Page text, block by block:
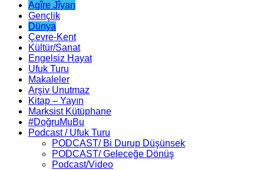
Agîre Jîyan
Gençlik
Dünya
Çevre-Kent
Kültür/Sanat
Engelsiz Hayat
Ufuk Turu
Makaleler
Arşiv Unutmaz
Kitap – Yayın
Marksist Kütüphane
#DoğruMuBu
Podcast / Ufuk Turu
PODCAST/ Bi Durup Düşünsek
PODCAST/ Geleceğe Dönüş
Podcast/Video